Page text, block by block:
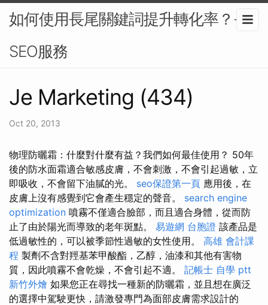
如何使用長尾關鍵詞提升轉化率？-
SEO服務
Je Marketing (434)
Oct 20, 2013
物理防曬霜：什麼對什麼有益？我們如何最佳使用？ 50年
後的防水面霜適合敏感皮膚，不會刺激，不會引起過敏，立
即吸收，不會留下油膩的光。 seo保證第一頁 應用後，在
皮膚上沒有感覺到它會產生穩定的聲音。 search engine
optimization 噴霧不僅適合臉部，而且適合身體，從而防
止了由於陽光而導致的老年斑點。 易遊網 台胞證 該產品是
低過敏性的，可以被季節性過敏的女性使用。 高雄 會計課
程 製劑不含對羥基苯甲酸酯，乙醇，油漆和其他有害物
質，因此噴霧不會乾燥，不會引起不適。 記帳士 自學 ptt
新竹外燴 如果您正在尋找一種新的防曬霜，並且想在廣泛
的選擇中駕駛更快，請激發專門為面部皮膚需求設計的